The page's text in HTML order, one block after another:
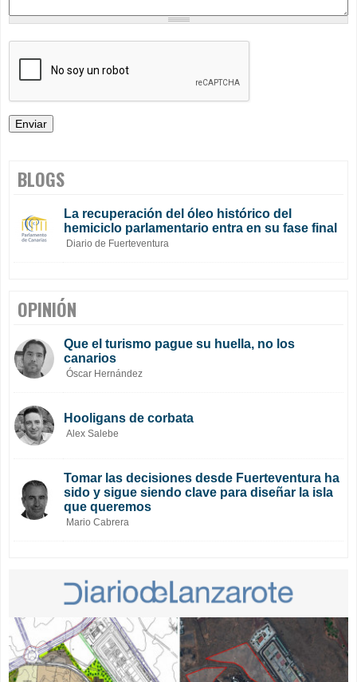
BLOGS
La recuperación del óleo histórico del
hemiciclo parlamentario entra en su fase final
Diario de Fuerteventura
OPINIÓN
Que el turismo pague su huella, no los
canarios
Óscar Hernández
Hooligans de corbata
Alex Salebe
Tomar las decisiones desde Fuerteventura ha
sido y sigue siendo clave para diseñar la isla
que queremos
Mario Cabrera